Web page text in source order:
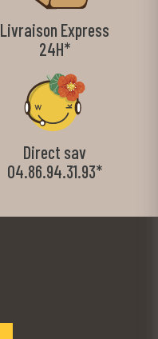
Livraison Express
24H*
Direct sav
04.86.94.31.93*